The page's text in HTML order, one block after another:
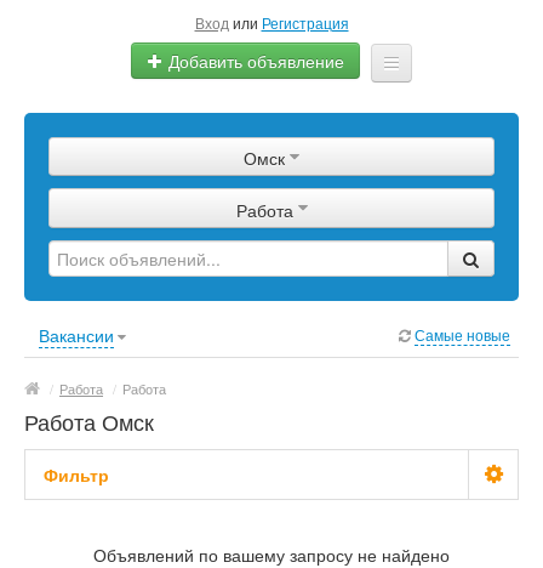
Вход или Регистрация
Добавить объявление
Сырье
Изделия
Оборудование
Омск
Работа
Вакансии Самые новые
/ Работа / Работа
Работа Омск
Фильтр
Не важноОбъявлений по вашему запросу не найдено